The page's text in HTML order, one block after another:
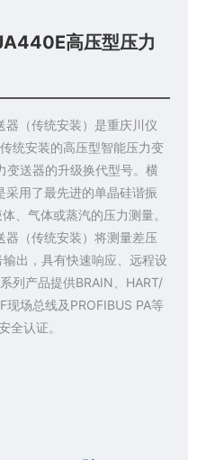
高压型压力
（传统安装）是重庆川仪
统安装的高压型智能压力变
变送器的升级换代型号。横
用了最先进的单晶硅谐振
、气体或蒸汽的压力测量。
（传统安装）将测量差压
出，具有快速响应、远程设
列产品提供BRAIN、HART/
场总线及PROFIBUS PA等
全认证。